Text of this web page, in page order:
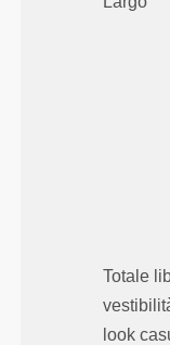
Totale
look